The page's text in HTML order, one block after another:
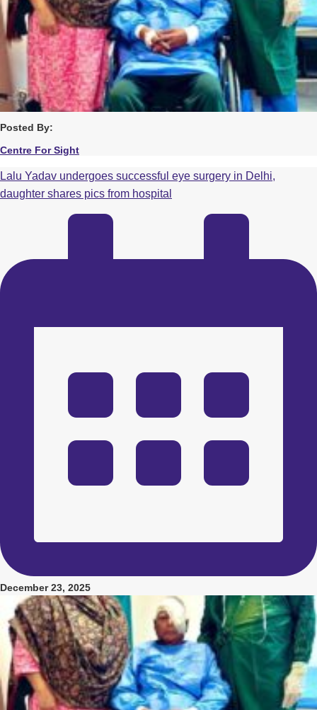
Posted By:
Centre For Sight
Lalu Yadav undergoes successful eye surgery in Delhi,
daughter shares pics from hospital
December 23, 2025